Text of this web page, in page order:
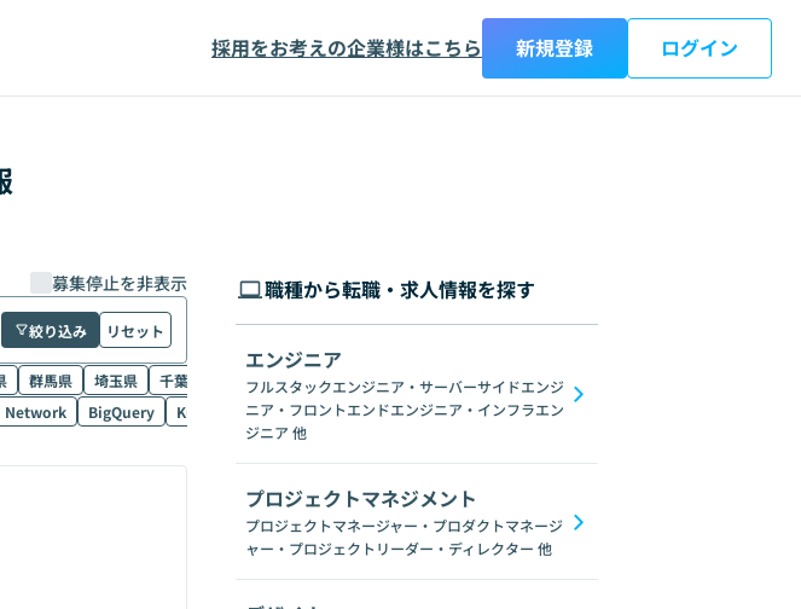
採用をお考えの企業様はこちら 新規登録 ログイン
募集停止を非表示
絞り込み リセット
群馬県 埼玉県 千葉県 東京都 神奈川県 新潟県 富山県 石川県
Network BigQuery Kubernetes Datadog Jenkins Zabbix NGINX
職種から転職・求人情報を探す
エンジニア
フルスタックエンジニア・サーバーサイドエンジ
ニア・フロントエンドエンジニア・インフラエン
ジニア 他
プロジェクトマネジメント
プロジェクトマネージャー・プロダクトマネージ
ャー・プロジェクトリーダー・ディレクター 他